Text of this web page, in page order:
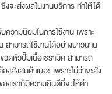
งจะส่งผลในงานบริการ ทำให้ได้
วามนิยมในการใช้งาน เพราะ
ามารถใช้งานได้อย่างยาวนาน
ดหัวปั๊มเนื้อเซรามิค สามารถ
สั่งสินค้าเยอะ เพราะไม่ว่าจะสั่ง
เราก็มีความยินดีที่จะให้คำ